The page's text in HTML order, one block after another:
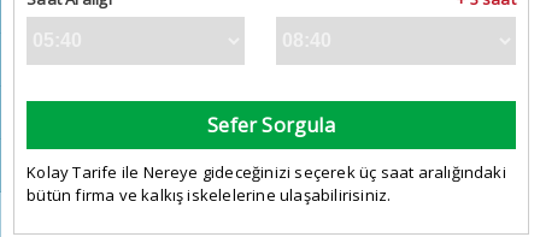
Sefer Sorgula
Kolay Tarife ile Nereye gideceğinizi seçerek üç saat aralığındaki
bütün firma ve kalkış iskelelerine ulaşabilirisiniz.